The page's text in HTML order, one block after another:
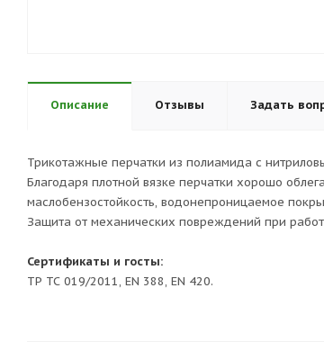
Описание Отзывы Задать
Трикотажные перчатки из полиамида с
Благодаря плотной вязке перчатки хорошо
маслобензостойкость, водонепроницаемое
Защита от механических повреждений при
Сертификаты и госты:
ТР ТС 019/2011, EN 388, EN 420.